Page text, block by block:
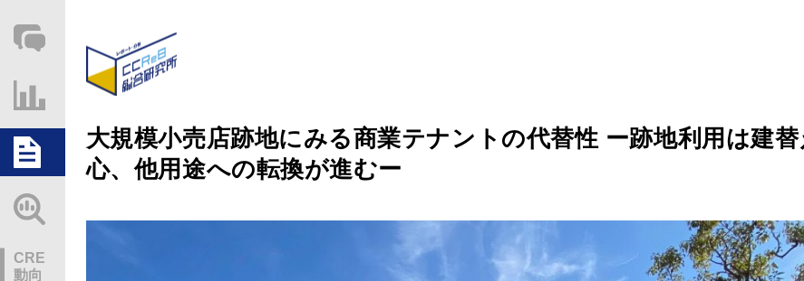
ホットワード分析
IRストレージ
総研レポート・分析
CRE
動向
大規模小売店跡地にみる商業テナントの代替性 ー跡地利用は建替
心、他用途への転換が進むー